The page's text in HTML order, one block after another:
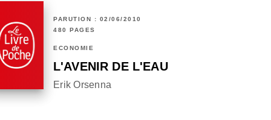
PARUTION : 02/06/2010
480 PAGES
ECONOMIE
L'AVENIR DE L'EAU
Erik Orsenna